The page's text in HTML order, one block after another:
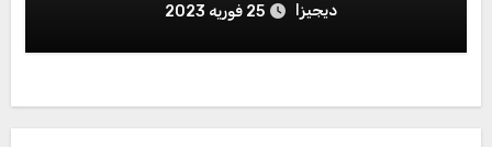
دیجیزا 25 فوریه 2023